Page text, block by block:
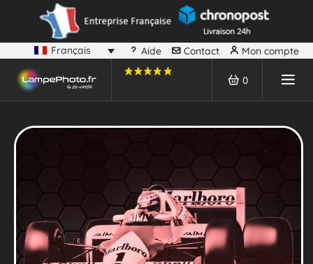
Français Aide Contact Mon compte
0